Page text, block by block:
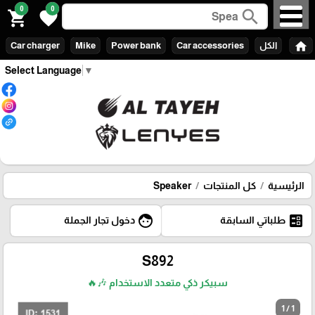
Select Language ▼
search
0
favorite
0
shopping_cart
home الكل Car charger Mike Power bank Car accessories
الرئيسية كل المنتجات Speaker
ballot طلباتي السابقة face دخول تجار الجملة
S892
سبيكر ذكي متعدد الاستخدام 🎶🔥
1 / 1